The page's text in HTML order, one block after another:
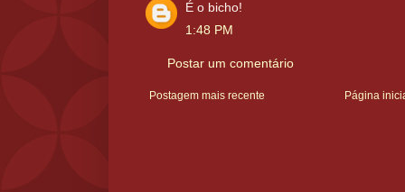
É o bicho!
1:48 PM
Postar um comentário
Postagem mais recente Página